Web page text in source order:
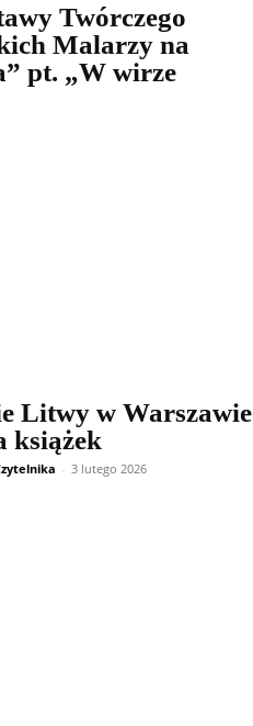
Twórczego
Malarzy na
pt. „W wirze
Litwy w Warszawie
książek
- 3 lutego 2026